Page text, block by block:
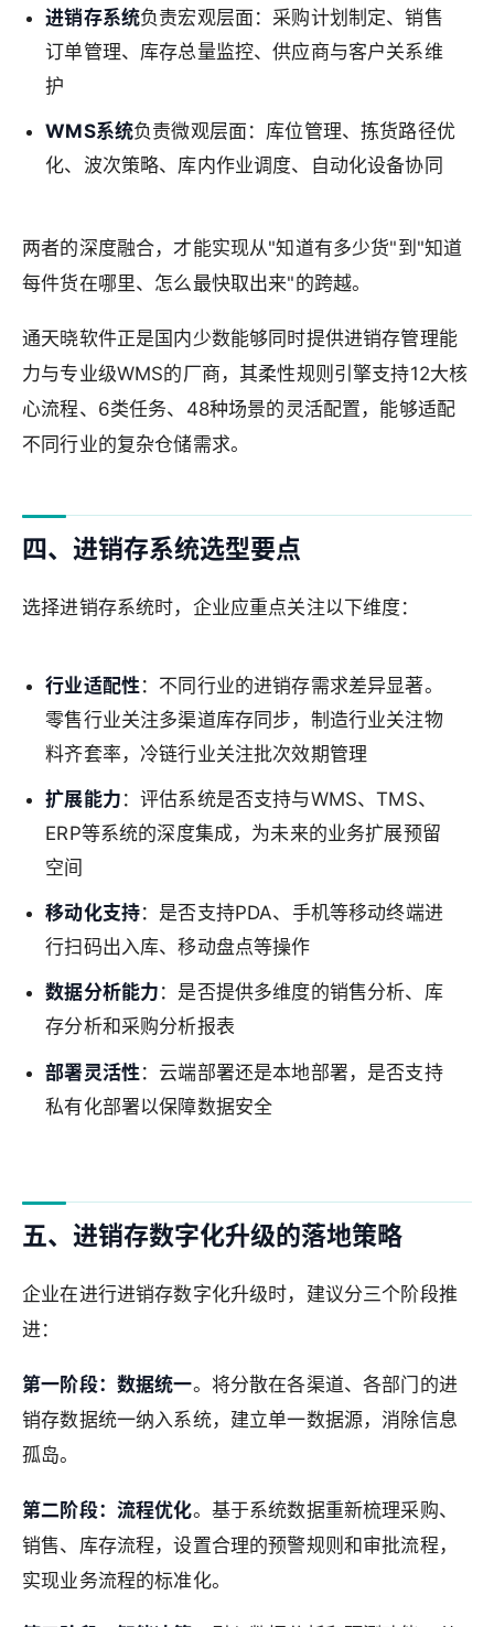
进销存系统负责宏观层面：采购计划制定、销售
订单管理、库存总量监控、供应商与客户关系维
护
WMS系统负责微观层面：库位管理、拣货路径优
化、波次策略、库内作业调度、自动化设备协同
两者的深度融合，才能实现从"知道有多少货"到"知道
每件货在哪里、怎么最快取出来"的跨越。
通天晓软件正是国内少数能够同时提供进销存管理能
力与专业级WMS的厂商，其柔性规则引擎支持12大核
心流程、6类任务、48种场景的灵活配置，能够适配
不同行业的复杂仓储需求。
四、进销存系统选型要点
选择进销存系统时，企业应重点关注以下维度：
行业适配性 ：不同行业的进销存需求差异显著。
零售行业关注多渠道库存同步，制造行业关注物
料齐套率，冷链行业关注批次效期管理
扩展能力 ：评估系统是否支持与WMS、TMS、
ERP等系统的深度集成，为未来的业务扩展预留
空间
移动化支持：是否支持PDA、手机等移动终端进
行扫码出入库、移动盘点等操作
数据分析能力 ：是否提供多维度的销售分析、库
存分析和采购分析报表
部署灵活性 ：云端部署还是本地部署，是否支持
私有化部署以保障数据安全
五、进销存数字化升级的落地策略
企业在进行进销存数字化升级时，建议分三个阶段推
进：
第一阶段：数据统一。将分散在各渠道、各部门的进
销存数据统一纳入系统，建立单一数据源，消除信息
孤岛。
第二阶段：流程优化。基于系统数据重新梳理采购、
销售、库存流程，设置合理的预警规则和审批流程，
实现业务流程的标准化。